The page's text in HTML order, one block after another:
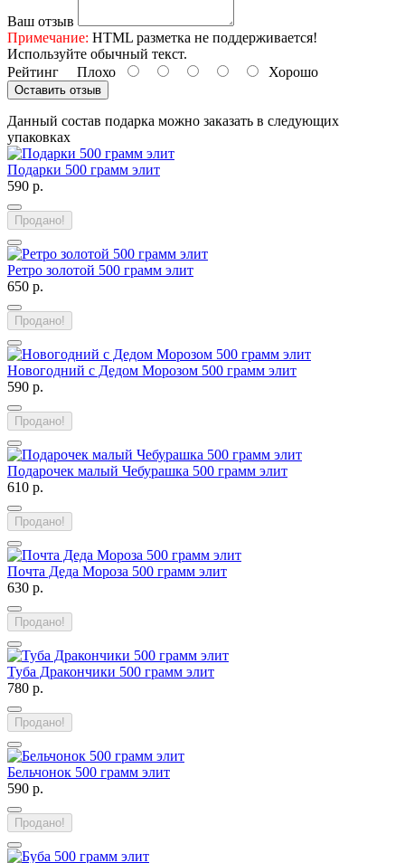
Ваш отзыв
Примечание: HTML разметка не поддерживается!
Используйте обычный текст.
Рейтинг Плохо Хорошо
Оставить отзыв
Данный состав подарка можно заказать в следующих
упаковках
Подарки 500 грамм элит
590 р.
Продано!
Ретро золотой 500 грамм элит
650 р.
Продано!
Новогодний с Дедом Морозом 500 грамм элит
590 р.
Продано!
Подарочек малый Чебурашка 500 грамм элит
610 р.
Продано!
Почта Деда Мороза 500 грамм элит
630 р.
Продано!
Туба Дракончики 500 грамм элит
780 р.
Продано!
Бельчонок 500 грамм элит
590 р.
Продано!